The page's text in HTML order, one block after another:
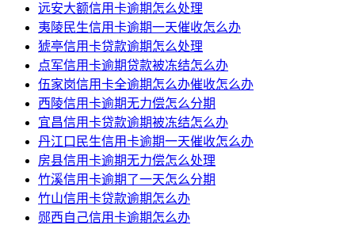
远安大额信用卡逾期怎么处理
夷陵民生信用卡逾期一天催收怎么办
猇亭信用卡贷款逾期怎么处理
点军信用卡逾期贷款被冻结怎么办
伍家岗信用卡全逾期怎么办催收怎么办
西陵信用卡逾期无力偿怎么分期
宜昌信用卡贷款逾期被冻结怎么办
丹江口民生信用卡逾期一天催收怎么办
房县信用卡逾期无力偿怎么处理
竹溪信用卡逾期了一天怎么分期
竹山信用卡贷款逾期怎么办
郧西自己信用卡逾期怎么办